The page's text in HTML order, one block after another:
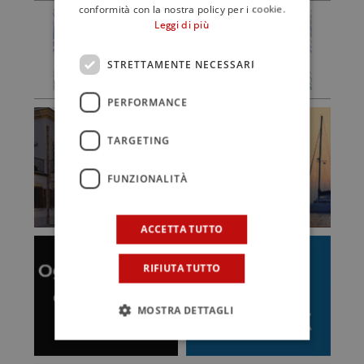
conformità con la nostra policy per i cookie.
Leggi di più
STRETTAMENTE NECESSARI
PERFORMANCE
TARGETING
FUNZIONALITÀ
ACCETTA TUTTO
RIFIUTA TUTTO
MOSTRA DETTAGLI